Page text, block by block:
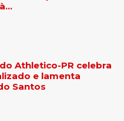
Athletico-PR celebra
e lamenta
Santos